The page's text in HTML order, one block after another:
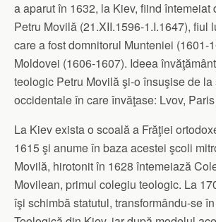
a aparut în 1632, la Kiev, fiind întemeiat
Petru Movilă (21.XII.1596-1.I.1647), fiul
care a fost domnitorul Munteniei (1601-
Moldovei (1606-1607). Ideea
teologic Petru Movilă şi-o însuşise de
occidentale în care învăţase: Lvov,
La Kiev exista o scoală a Frăţiei
1615 şi anume în baza acestei şcoli
Movilă, hirotonit în 1628 întemeiază
Movilean, primul colegiu teologic. La
îşi schimbă statutul, transformându-se